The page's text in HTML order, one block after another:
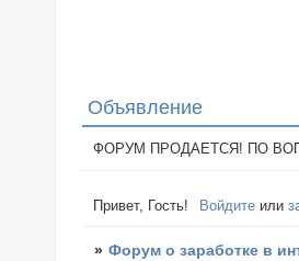
Объявление
ФОРУМ ПРОДАЕТСЯ! ПО
Привет, Гость! Войдите или
» Форум о заработке в